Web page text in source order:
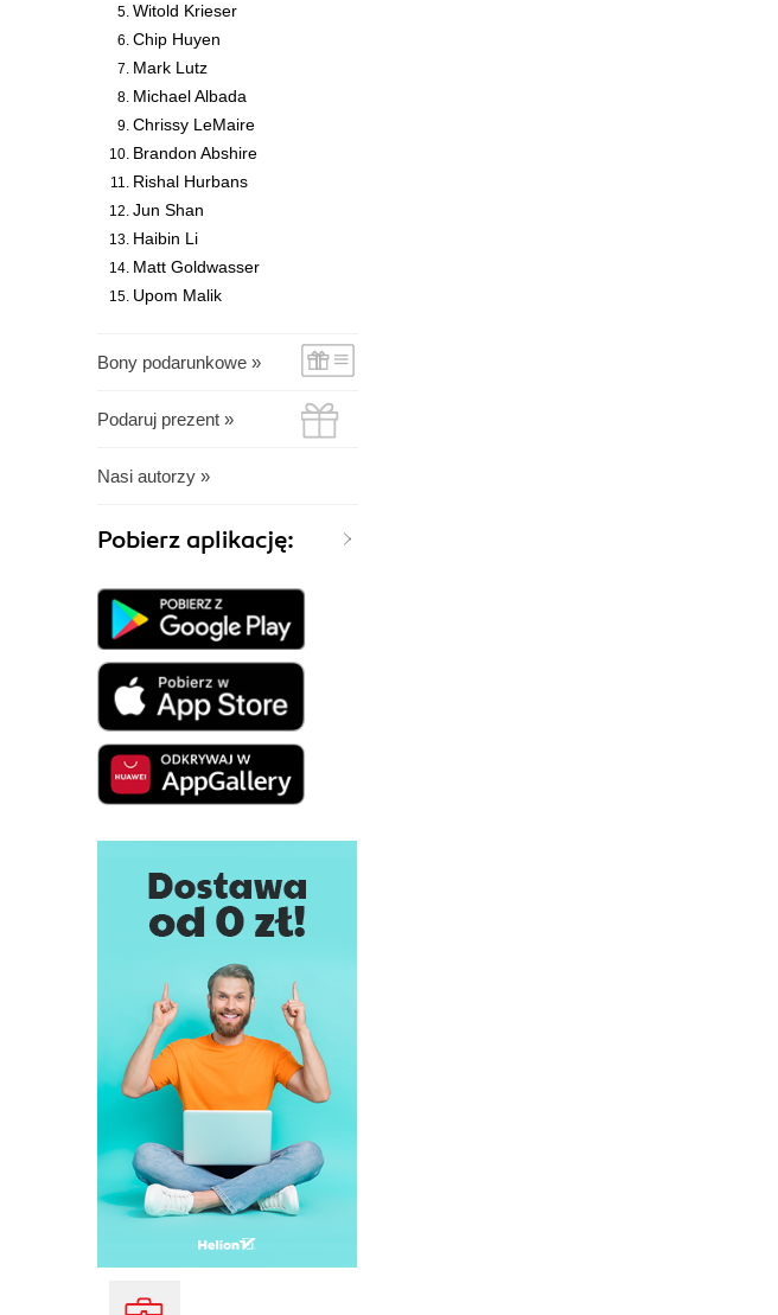
Witold Krieser
Chip Huyen
Mark Lutz
Michael Albada
Chrissy LeMaire
Brandon Abshire
Rishal Hurbans
Jun Shan
Haibin Li
Matt Goldwasser
Upom Malik
Bony podarunkowe »
Podaruj prezent »
Nasi autorzy »
Pobierz aplikację: